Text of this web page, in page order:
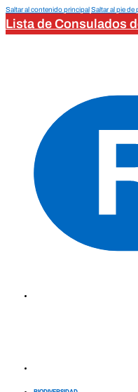
Saltar al contenido principalSaltar al pie de
Lista de Consulados